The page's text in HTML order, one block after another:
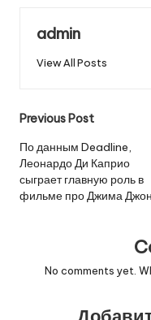
admin
View All Posts
Post
navigation
Previous Post
По данным Deadline,
Леонардо Ди Каприо
сыграет главную роль в
фильме про Джима
No comments yet.